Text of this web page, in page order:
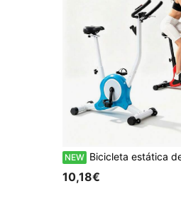
NEW Bicicleta estática de ejercicio, resistencia ajustable & asiento cómodo, bicicleta de ciclismo plegable para interiores, bicicleta de spinning compacta y silenciosa para
10,18€